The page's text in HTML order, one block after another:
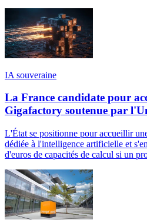
IA souveraine
La France candidate pour
Gigafactory soutenue par
L'État se positionne pour accueillir
dédiée à l'intelligence artificielle et
d'euros de capacités de calcul si un